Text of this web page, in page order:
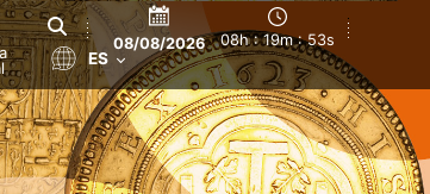
08/08/2026 08h : 19m : 53s
ES